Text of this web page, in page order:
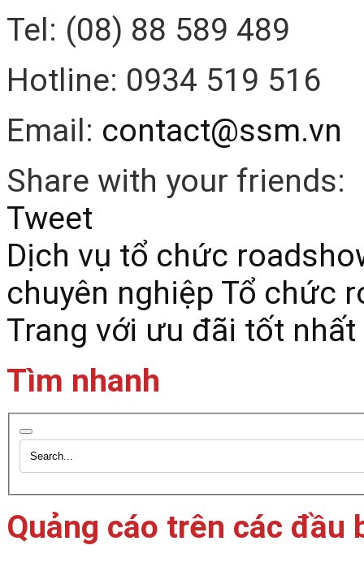
Tel: (08) 88 589 489
Hotline: 0934 519 516
Email: contact@ssm.vn
Share with your friends:
Tweet
Dịch vụ tổ chức
chuyên nghiệp Tổ chức
Trang với ưu đãi tốt nhất
Tìm nhanh
Quảng cáo trên các đầu